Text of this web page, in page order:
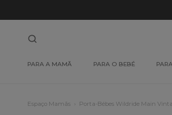
PARA A MAMÃ PARA O BEBÉ
Espaço Mamãs Porta-Bébes Wildride Main